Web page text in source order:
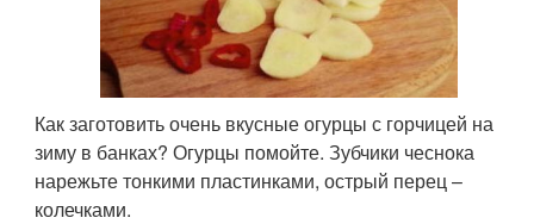
Как заготовить очень вкусные огурцы с горчицей на
зиму в банках? Огурцы помойте. Зубчики чеснока
нарежьте тонкими пластинками, острый перец –
колечками.